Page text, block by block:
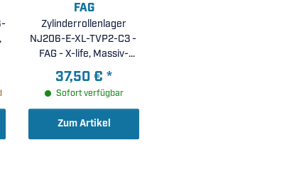
FAG
Zylinderrollenlager
NJ206-E-XL-TVP2-C3 -
FAG - X-life, Massiv-
Fensterkäfig aus
glasfaserverstärktem
Polyamid PA66, erhöhte
radiale Lagerluft C3 (
30x62x16mm )
37,50 € *
Sofort verfügbar
Zum Artikel